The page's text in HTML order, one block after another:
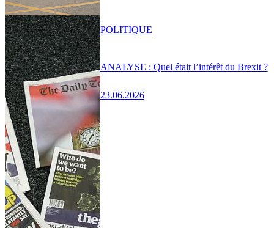
ANALYSE : Quel était l’intérêt du Brexit ?
23.06.2026
POLITIQUE